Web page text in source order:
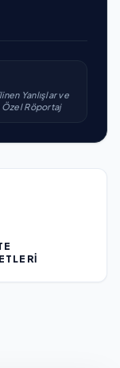
Yanlışlar ve
Özel Röportaj